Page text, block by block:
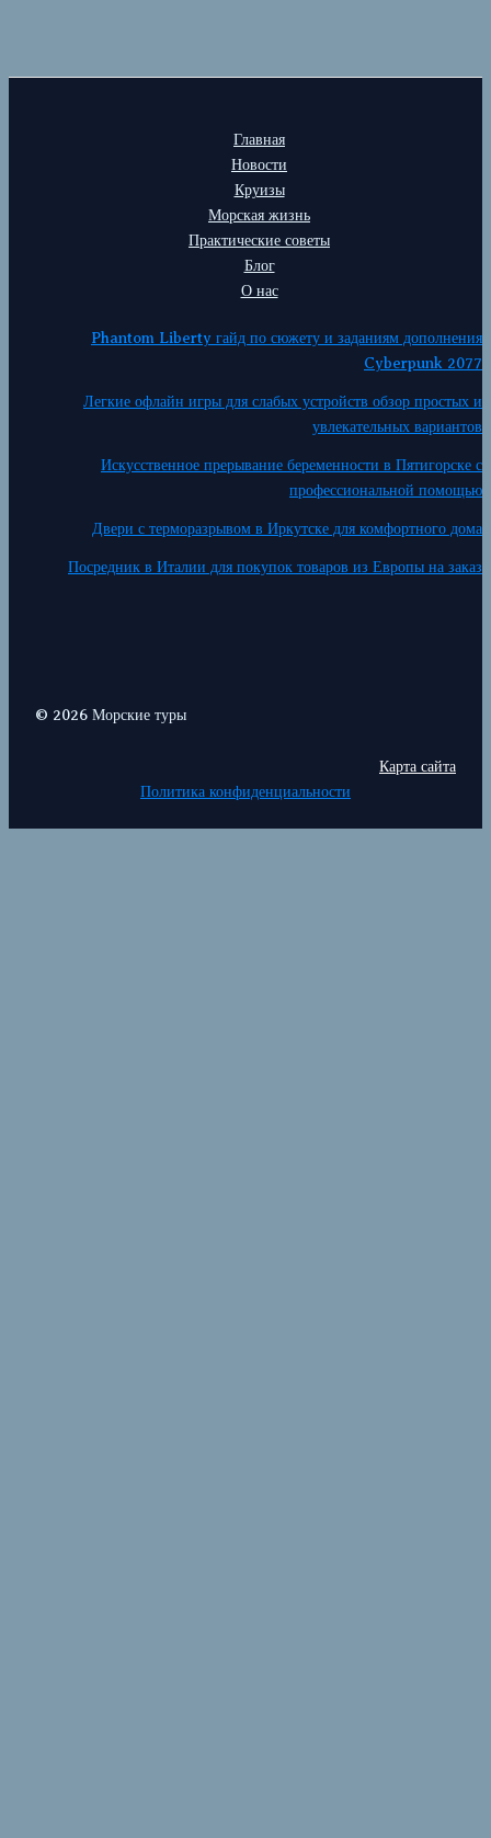
Главная
Новости
Круизы
Морская жизнь
Практические советы
Блог
О нас
Phantom Liberty гайд по сюжету и заданиям дополнения
Cyberpunk 2077
Легкие офлайн игры для слабых устройств обзор простых и
увлекательных вариантов
Искусственное прерывание беременности в Пятигорске с
профессиональной помощью
Двери с терморазрывом в Иркутске для комфортного дома
Посредник в Италии для покупок товаров из Европы на заказ
© 2026 Морские туры
Карта сайта
Политика конфиденциальности